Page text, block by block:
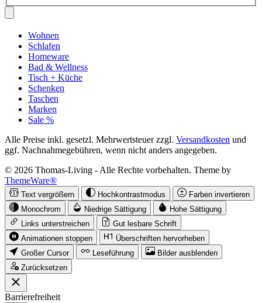
Wohnen
Schlafen
Homeware
Bad & Wellness
Tisch + Küche
Schenken
Taschen
Marken
Sale %
Alle Preise inkl. gesetzl. Mehrwertsteuer zzgl. Versandkosten und
ggf. Nachnahmegebühren, wenn nicht anders angegeben.
© 2026 Thomas-Living - Alle Rechte vorbehalten. Theme by
ThemeWare®
Text vergrößern Hochkontrastmodus
Farben invertieren
Monochrom
Niedrige Sättigung
Hohe Sättigung
Links unterstreichen
Gut lesbare Schrift
Animationen stoppen
Überschriften hervorheben
Großer Cursor
Leseführung
Bilder ausblenden
Zurücksetzen
Barrierefreiheit